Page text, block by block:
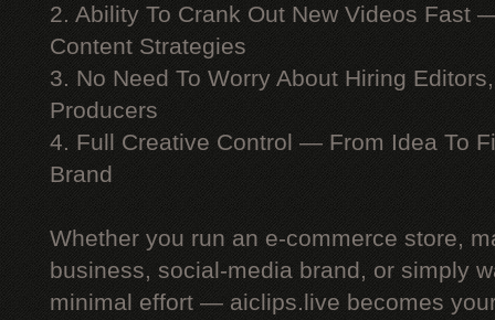
2. Ability To Crank Out New Videos Fast
Content Strategies
3. No Need To Worry About Hiring
Producers
4. Full Creative Control — From Idea To
Brand
Whether you run an e-commerce store,
business, social-media brand, or simply
minimal effort — aiclips.live becomes